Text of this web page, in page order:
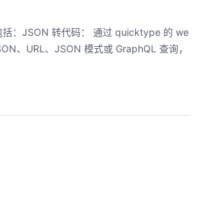
括：JSON 转代码： 通过 quicktype 的 we
、URL、JSON 模式或 GraphQL 查询，